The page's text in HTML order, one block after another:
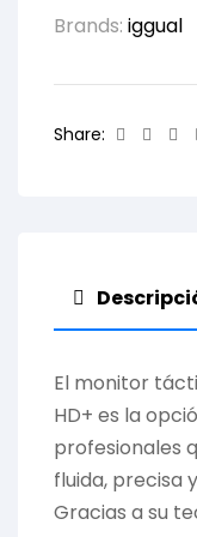
Brands: iggual
Share:
El monitor
HD+ es la
profesionales
fluida, precisa
Gracias a su